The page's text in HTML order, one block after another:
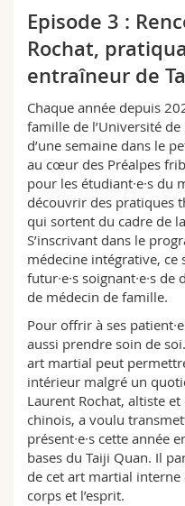
Sciences et médecine
Interfacultaire
Collaborateurs
Doctorants
Webmail
Programme des cours
MyUnifr
Episode 3 :
Rochat,
entraîneur de
Chaque année depuis
famille de l’Université
d’une semaine dans le
au cœur des Préalpes
pour les étudiant∙e∙s du
découvrir des pratiques
qui sortent du cadre de
S’inscrivant dans le
médecine intégrative,
futur∙e∙s soignant∙e∙s
de médecin de famille.
Pour offrir à ses
aussi prendre soin de
art martial peut
intérieur malgré un
Laurent Rochat, altiste
chinois, a voulu
présent∙e∙s cette année
bases du Taiji Quan. Il
de cet art martial
corps et l’esprit.